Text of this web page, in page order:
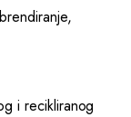
i recikliranog